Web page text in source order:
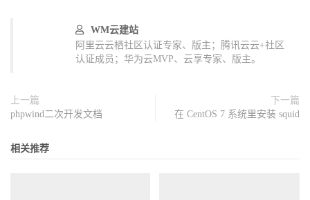
WM云建站
阿里云云栖社区认证专家、版主；腾讯云云+社区
认证成员；华为云MVP、云享专家、版主。
上一篇
phpwind二次开发文档
下一篇
在 CentOS 7 系统里安装 squid
相关推荐